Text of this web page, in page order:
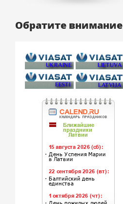
Обратите внимание